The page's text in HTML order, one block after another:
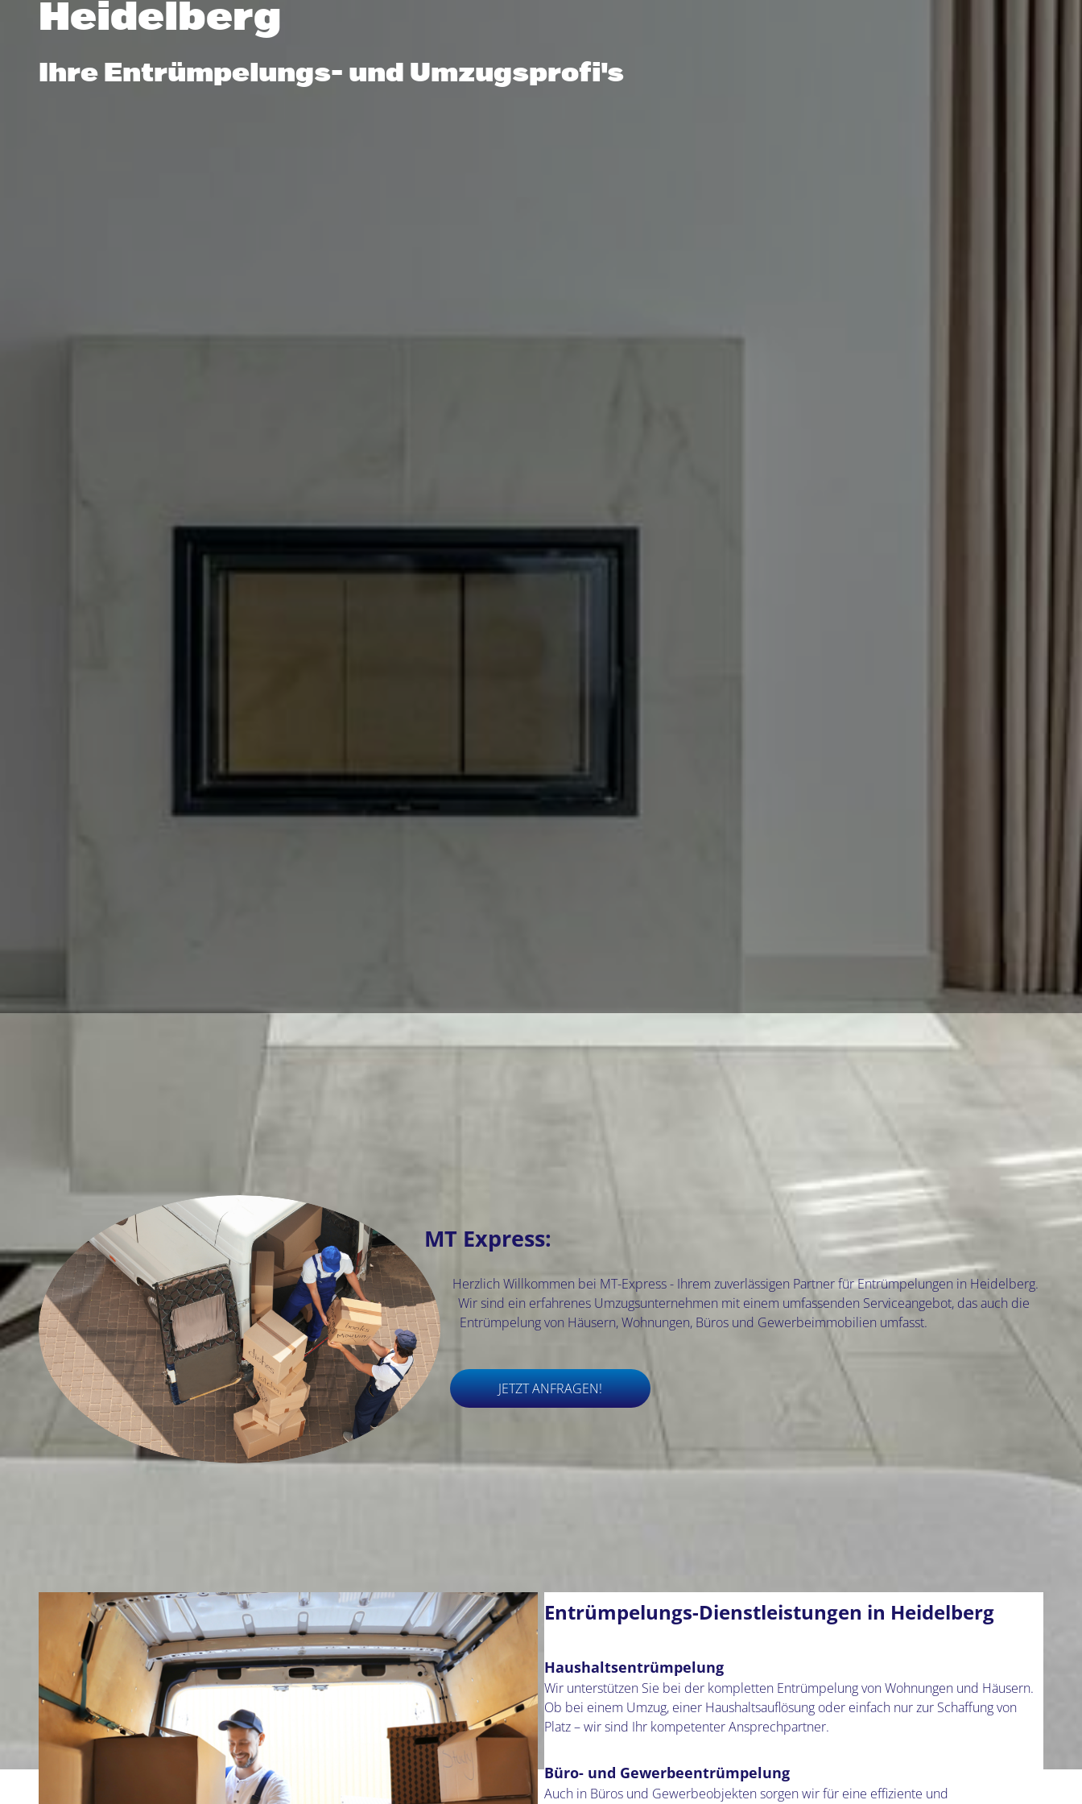
Heidelberg
Ihre Entrümpelungs- und Umzugsprofi's
MT Express:
Herzlich Willkommen bei MT-Express - Ihrem zuverlässigen Partner für Entrümpelungen in Heidelberg.
Wir sind ein erfahrenes Umzugsunternehmen mit einem umfassenden Serviceangebot, das auch die
Entrümpelung von Häusern, Wohnungen, Büros und Gewerbeimmobilien umfasst.
JETZT ANFRAGEN!
Entrümpelungs-Dienstleistungen in Heidelberg
Haushaltsentrümpelung
Wir unterstützen Sie bei der kompletten Entrümpelung von Wohnungen und Häusern.
Ob bei einem Umzug, einer Haushaltsauflösung oder einfach nur zur Schaffung von
Platz – wir sind Ihr kompetenter Ansprechpartner.
Büro- und Gewerbeentrümpelung
Auch in Büros und Gewerbeobjekten sorgen wir für eine effiziente und